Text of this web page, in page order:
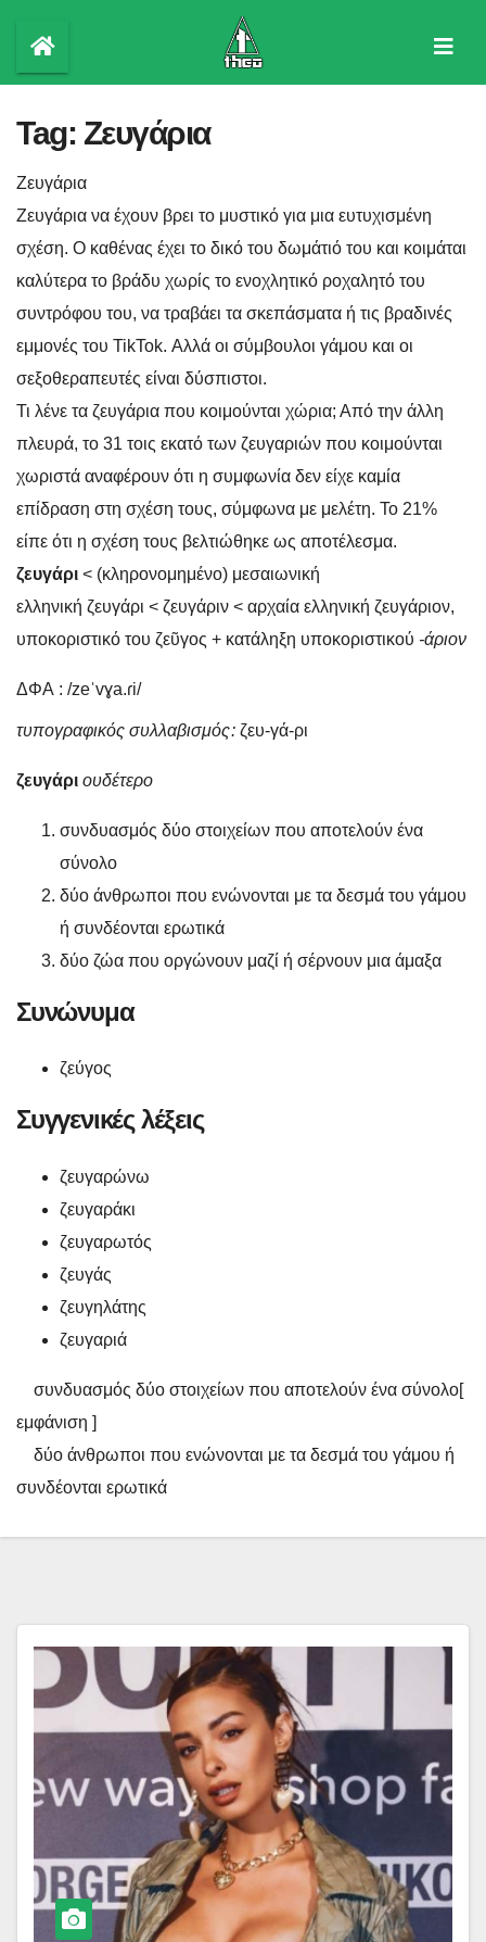
content
Tag: Ζευγάρια
Ζευγάρια
Ζευγάρια να έχουν βρει το μυστικό για μια ευτυχισμένη
σχέση. Ο καθένας έχει το δικό του δωμάτιό του και κοιμάται
καλύτερα το βράδυ χωρίς το ενοχλητικό ροχαλητό του
συντρόφου του, να τραβάει τα σκεπάσματα ή τις βραδινές
εμμονές του TikTok. Αλλά οι σύμβουλοι γάμου και οι
σεξοθεραπευτές είναι δύσπιστοι.
Τι λένε τα ζευγάρια που κοιμούνται χώρια; Από την άλλη
πλευρά, το 31 τοις εκατό των ζευγαριών που κοιμούνται
χωριστά αναφέρουν ότι η συμφωνία δεν είχε καμία
επίδραση στη σχέση τους, σύμφωνα με μελέτη. Το 21%
είπε ότι η σχέση τους βελτιώθηκε ως αποτέλεσμα.
ζευγάρι < (κληρονομημένο) μεσαιωνική
ελληνική ζευγάρι < ζευγάριν < αρχαία ελληνική ζευγάριον,
υποκοριστικό του ζεῦγος + κατάληξη υποκοριστικού -άριον
ΔΦΑ : /zeˈvɣa.ɾi/
τυπογραφικός συλλαβισμός: ζευ‐γά‐ρι
ζευγάρι ουδέτερο
συνδυασμός δύο στοιχείων που αποτελούν ένα
σύνολο
δύο άνθρωποι που ενώνονται με τα δεσμά του γάμου
ή συνδέονται ερωτικά
δύο ζώα που οργώνουν μαζί ή σέρνουν μια άμαξα
Συνώνυμα
ζεύγος
Συγγενικές λέξεις
ζευγαρώνω
ζευγαράκι
ζευγαρωτός
ζευγάς
ζευγηλάτης
ζευγαριά
συνδυασμός δύο στοιχείων που αποτελούν ένα σύνολο[
εμφάνιση ]
δύο άνθρωποι που ενώνονται με τα δεσμά του γάμου ή
συνδέονται ερωτικά